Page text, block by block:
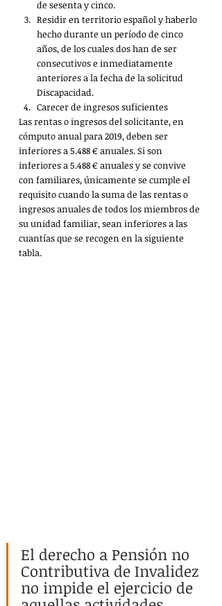
de sesenta y cinco.
Residir en territorio español y haberlo
hecho durante un período de cinco
años, de los cuales dos han de ser
consecutivos e inmediatamente
anteriores a la fecha de la solicitud
Discapacidad.
Carecer de ingresos suficientes
Las rentas o ingresos del solicitante, en
cómputo anual para 2019, deben ser
inferiores a 5.488 € anuales. Si son
inferiores a 5.488 € anuales y se convive
con familiares, únicamente se cumple el
requisito cuando la suma de las rentas o
ingresos anuales de todos los miembros de
su unidad familiar, sean inferiores a las
cuantías que se recogen en la siguiente
tabla.
El derecho a Pensión no
Contributiva de Invalidez
no impide el ejercicio de